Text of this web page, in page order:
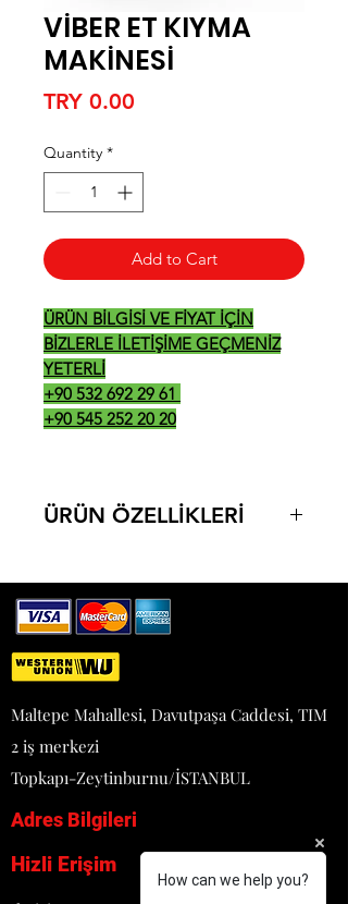
VİBER ET KIYMA
MAKİNESİ
TRY 0.00
Quantity *
Add to Cart
ÜRÜN BİLGİSİ VE FİYAT İÇİN
BİZLERLE İLETİŞİME GEÇMENİZ
YETERLİ
+90 532 692 29 61
+90 545 252 20 20
ÜRÜN ÖZELLİKLERİ
MODEL: 12 NO MONOFAZE
KAPASİTE: 75KG
GÜÇ: 220 V
MOTOR GÜCÜ: 0,37 KW
HP
EBAT: 21*53*27
AĞIRLIK: 18 KG
Maltepe Mahallesi, Davutpaşa Caddesi, TIM
2 iş merkezi
Topkapı-Zeytinburnu/İSTANBUL
Adres Bilgileri
Hizli Erişim
How can we help you?